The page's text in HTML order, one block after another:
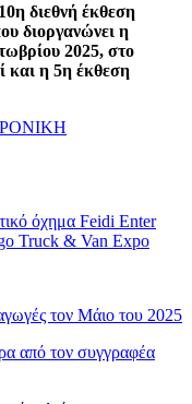
διεθνή έκθεση
διοργανώνει η
2025, στο
και η 5η έκθεση
όχημα Feidi Enter
Truck & Van Expo
τον Μάιο του 2025
από τον συγγραφέα